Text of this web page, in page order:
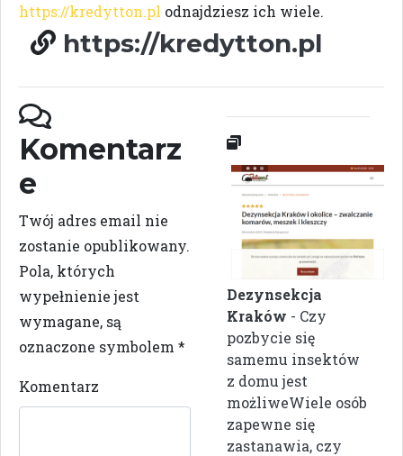
https://kredytton.pl odnajdziesz ich wiele.
https://kredytton.pl
Komentarz
e
Twój adres email nie
zostanie opublikowany.
Pola, których
wypełnienie jest
wymagane, są
oznaczone symbolem *
Komentarz
Dezynsekcja
Kraków - Czy
pozbycie się
samemu insektów
z domu jest
możliweWiele osób
zapewne się
zastanawia, czy